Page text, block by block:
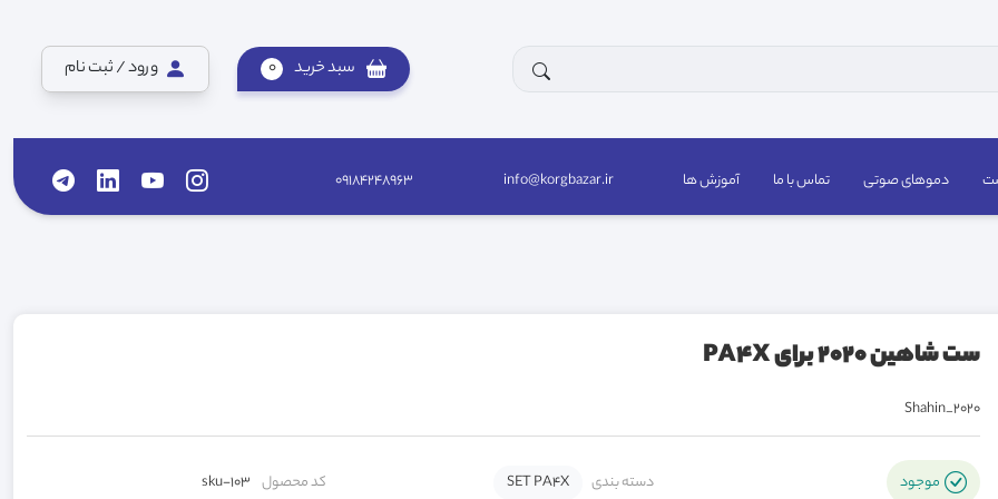
سبد خرید 0 ورود / ثبت نام
دموهای صوتی تماس با ما آموزش ها info@korgbazar.ir
09184248963
ست شاهین 2020 برای PA4X
Shahin_2020
موجود دسته بندی SET PA4X کد محصول sku-103